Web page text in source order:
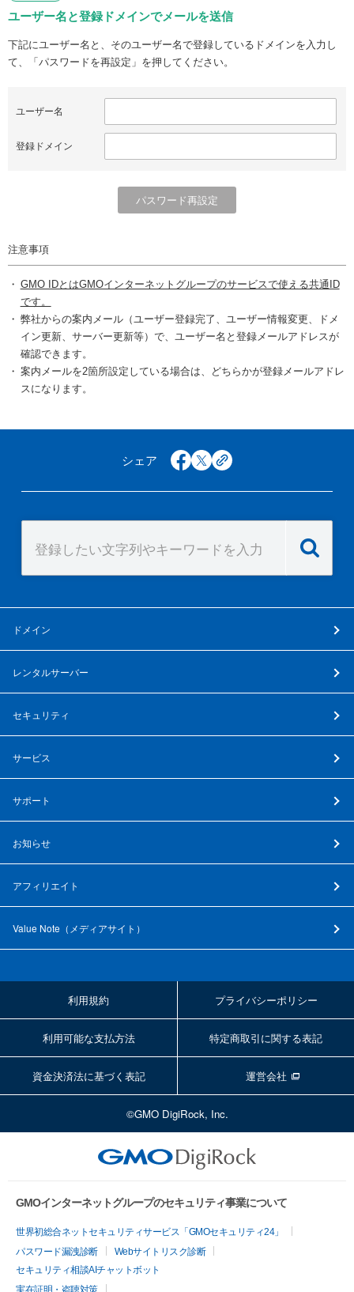
ユーザー名と登録ドメインでメールを送信
下記にユーザー名と、そのユーザー名で登録しているドメインを入力し
て、「パスワードを再設定」を押してください。
ユーザー名
登録ドメイン
注意事項
GMO IDとはGMOインターネットグループのサービスで使える共通ID
です。
弊社からの案内メール（ユーザー登録完了、ユーザー情報変更、ドメ
イン更新、サーバー更新等）で、ユーザー名と登録メールアドレスが
確認できます。
案内メールを2箇所設定している場合は、どちらかが登録メールアドレ
スになります。
シェア facebook
x copy
ドメイン
レンタルサーバー
セキュリティ
サービス
サポート
お知らせ
アフィリエイト
Value Note（ メディアサイト ）
利用規約 プライバシーポリシー
利用可能な支払方法 特定商取引に関する表記
資金決済法に基づく表記 運営会社
©GMO DigiRock, Inc.
GMOインターネットグループのセキュリティ事業について
世界初総合ネットセキュリティサービス「GMOセキュリティ24」
パスワード漏洩診断
Webサイトリスク診断
セキュリティ相談AIチャットボット
実在証明・盗聴対策